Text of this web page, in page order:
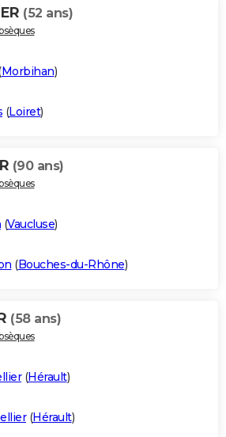
(52 ans)
Morbihan)
(Loiret)
(90 ans)
(Vaucluse)
(Bouches-du-Rhône)
(58 ans)
(Hérault)
(Hérault)